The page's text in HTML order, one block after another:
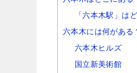
「六本木駅」は
六本木には何がある
六本木ヒルズ
国立新美術館